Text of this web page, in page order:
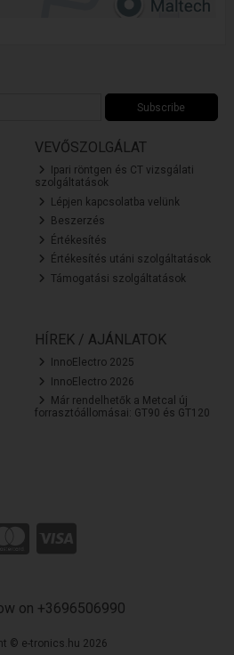
Subscribe
VEVŐSZOLGÁLAT
Ipari röntgen és CT vizsgálati
szolgáltatások
Lépjen kapcsolatba velünk
Beszerzés
Értékesítés
Értékesítés utáni szolgáltatások
Támogatási szolgáltatások
HÍREK / AJÁNLATOK
InnoElectro 2025
InnoElectro 2026
Már rendelhetők a Metcal új
forrasztóállomásai: GT90 és GT120
on +3696506990
© e-tronics.hu 2026